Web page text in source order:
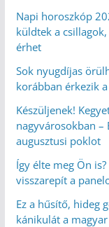
Napi horoszkóp
küldtek a
érhet
Sok nyugdíjas
korábban érkezik
Készüljenek!
nagyvárosokban –
augusztusi poklot
Így élte meg Ön
visszarepít a
Ez a hűsítő, hideg
kánikulát a